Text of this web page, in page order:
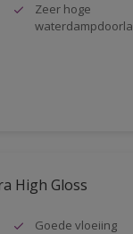
Zeer hoge
High Gloss
Goede vloeiing